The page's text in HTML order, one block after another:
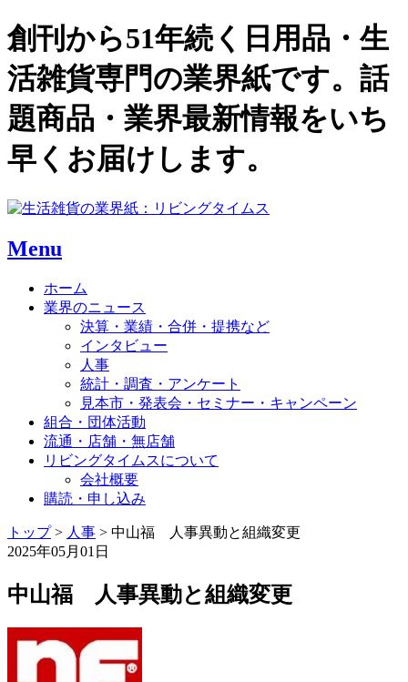
創刊から51年続く日用品・生
活雑貨専門の業界紙です。話
題商品・業界最新情報をいち
早くお届けします。
Menu
ホーム
業界のニュース
決算・業績・合併・提携など
インタビュー
人事
統計・調査・アンケート
見本市・発表会・セミナー・キャンペーン
組合・団体活動
流通・店舗・無店舗
リビングタイムスについて
会社概要
購読・申し込み
トップ> 人事 > 中山福 人事異動と組織変更
2025年05月01日
中山福 人事異動と組織変更